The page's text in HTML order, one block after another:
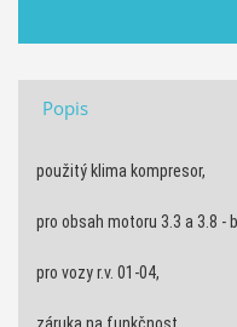
Popis
použitý klima kompresor,
pro obsah motoru 3.3 a 3.8 -
pro vozy r.v. 01-04,
záruka na funkčnost,